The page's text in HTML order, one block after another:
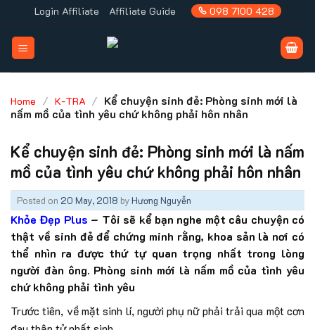
to
content
Login Affiliate Affiliate Guide 098 7100 428
Home / K-TRA / Kể chuyện sinh đẻ: Phòng sinh mới là
nấm mồ của tình yêu chứ không phải hôn nhân
Kể chuyện sinh đẻ: Phòng sinh mới là nấm
mồ của tình yêu chứ không phải hôn nhân
Posted on 20 May, 2018 byHương Nguyễn
Khỏe Đẹp Plus – Tôi sẽ kể bạn nghe một câu chuyện có
thật về sinh đẻ để chứng minh rằng, khoa sản là nơi có
thể nhìn ra được thứ tự quan trọng nhất trong lòng
người đàn ông. Phòng sinh mới là nấm mồ của tình yêu
chứ không phải tình yêu
Trước tiên, về mặt sinh lí, người phụ nữ phải trải qua một cơn